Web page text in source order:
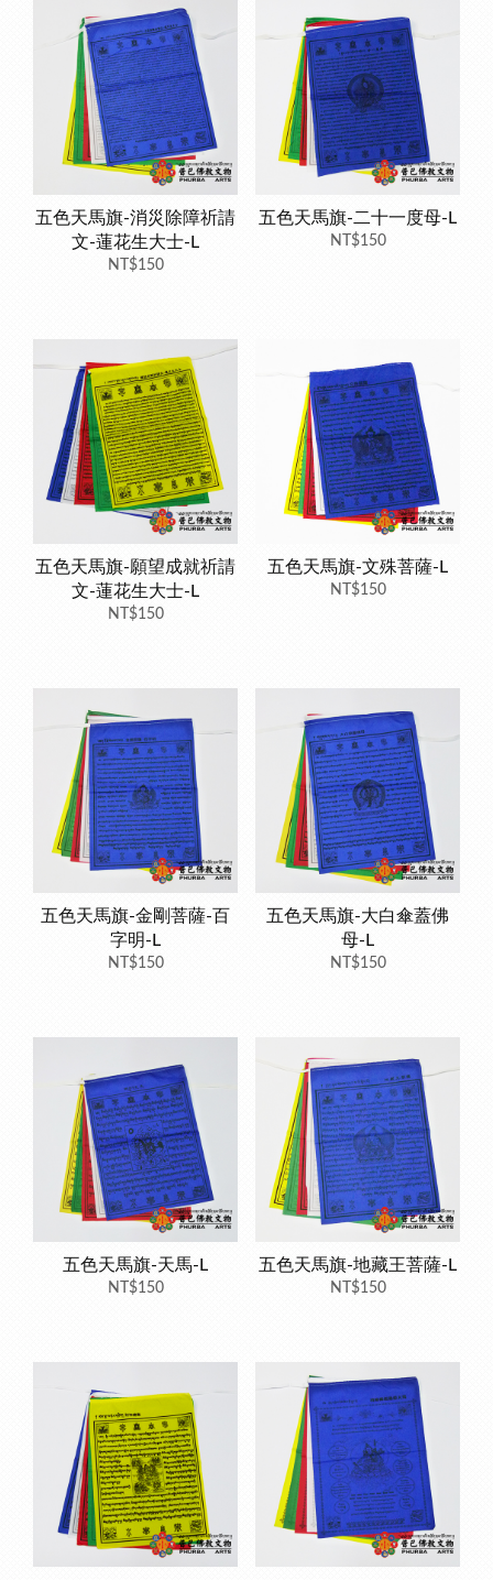
五色天馬旗-消災除障祈請
文-蓮花生大士-L
NT$150
五色天馬旗-二十一度母-L
NT$150
五色天馬旗-願望成就祈請
文-蓮花生大士-L
NT$150
五色天馬旗-文殊菩薩-L
NT$150
五色天馬旗-金剛菩薩-百
字明-L
NT$150
五色天馬旗-大白傘蓋佛
母-L
NT$150
五色天馬旗-天馬-L
NT$150
五色天馬旗-地藏王菩薩-L
NT$150